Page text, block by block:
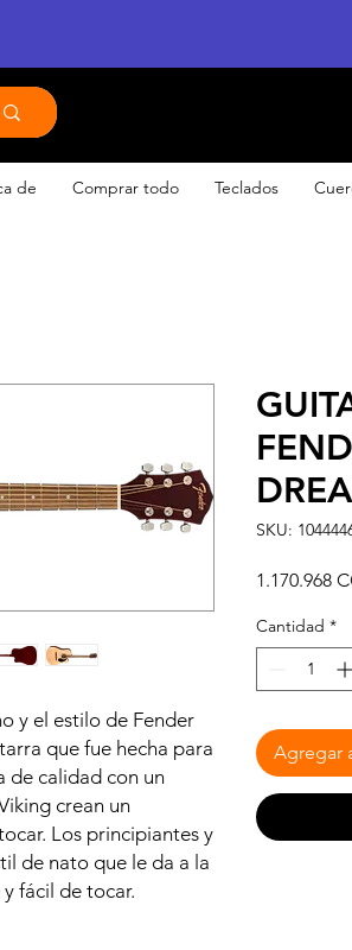
de Comprar todo Teclados
y el estilo de Fender
que fue hecha para
de calidad con un
crean un
Los principiantes y
de nato que le da a la
fácil de tocar.
SKU:
1.170.968
Cantidad *
Agregar